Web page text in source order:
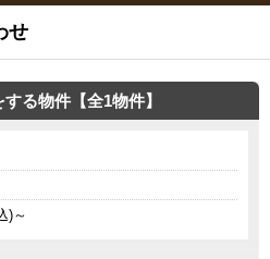
せ
る物件【全1物件】
)～